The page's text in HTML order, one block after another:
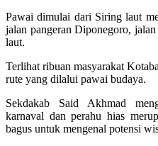
Pawai dimulai dari Siring laut
jalan pangeran Diponegoro,
laut.
Terlihat ribuan masyarakat
rute yang dilalui pawai budaya.
Sekdakab Said Akhmad
karnaval dan perahu hias
bagus untuk mengenal potensi